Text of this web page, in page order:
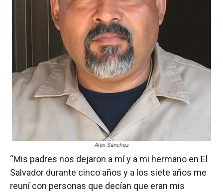
Alex Sánchez
“Mis padres nos dejaron a mí y a mi hermano en El
Salvador durante cinco años y a los siete años me
reuní con personas que decían que eran mis